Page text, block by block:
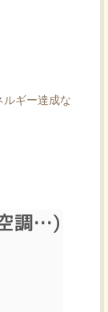
ギー達成な